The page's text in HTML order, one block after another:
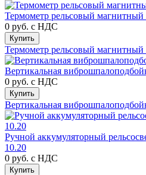
Термометр рельсовый магнитный
0 руб. с НДС
Купить
Термометр рельсовый магнитный
Вертикальная
0 руб. с НДС
Купить
Вертикальная
Ручной аккумуляторный
10.20
0 руб. с НДС
Купить